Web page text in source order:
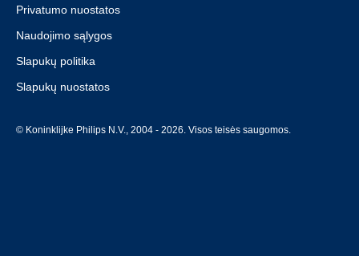
Privatumo nuostatos
Naudojimo sąlygos
Slapukų politika
Slapukų nuostatos
© Koninklijke Philips N.V., 2004 - 2026. Visos teisės saugomos.